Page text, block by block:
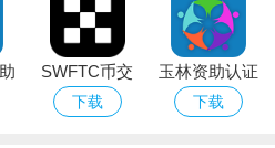
SWFTC币交
易所app下载
下载
玉林资助认证
(资助通)app
下载